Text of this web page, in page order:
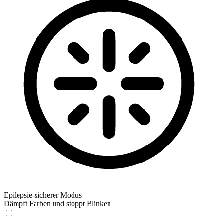
Epilepsie-sicherer Modus
Dämpft Farben und stoppt Blinken